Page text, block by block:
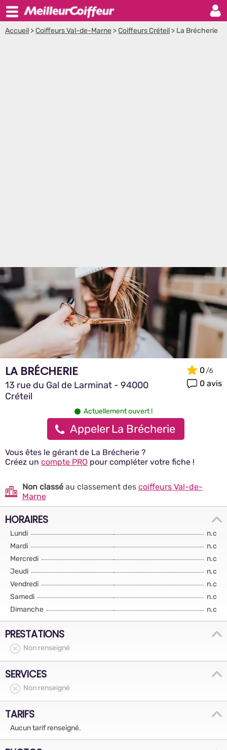
Accueil >Coiffeurs Val-de-Marne >Coiffeurs Créteil > La Brécherie
LA BRÉCHERIE
13 rue du Gal de Larminat - 94000
Créteil
0
0 avis
Actuellement ouvert !
Appeler La Brécherie
Vous êtes le gérant de La Brécherie ?
Créez un compte PRO pour compléter votre fiche !
Non classéau classement des coiffeurs Val-de-
Marne
HORAIRES
Lundi
n.c
Mardi
n.c
Mercredi
n.c
Jeudi
n.c
Vendredi
n.c
Samedi
n.c
Dimanche
n.c
PRESTATIONS
Non renseigné
SERVICES
Non renseigné
TARIFS
Aucun tarif renseigné.